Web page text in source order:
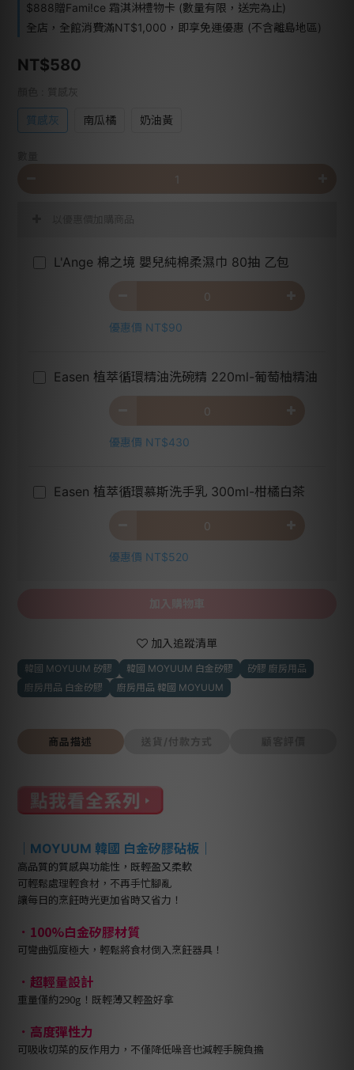
$888贈Fami!ce 霜淇淋禮物卡 (數量有限，送完為止)
全店，全館消費滿NT$1,000，即享免運優惠 (不含離島地區)
NT$580
: 質感灰
質感灰 南瓜橘 奶油黃
L'Ange 棉之境 嬰兒純棉柔濕巾 80抽 乙包
優惠價 NT$90
Easen 植萃循環精油洗碗精 220ml-葡萄柚精油
優惠價 NT$430
Easen 植萃循環慕斯洗手乳 300ml-柑橘白茶
優惠價 NT$520
加入追蹤清單
韓國 MOYUUM 矽膠 韓國 MOYUUM 白金矽膠
矽膠 廚房用品
廚房用品 白金矽膠
廚房用品 韓國 MOYUUM
商品描述 送貨/付款方式
｜MOYUUM 韓國 白金矽膠砧板｜
高品質的質感與功能性，既輕盈又柔軟
可輕鬆處理輕食材，不再手忙腳亂
讓每日的烹飪時光更加省時又省力！
．100%白金矽膠材質
可彎曲弧度極大，輕鬆將食材倒入烹飪器具！
．超輕量設計
重量僅約290g！既輕薄又輕盈好拿
．高度彈性力
可吸收切菜的反作用力，不僅降低噪音也減輕手腕負擔